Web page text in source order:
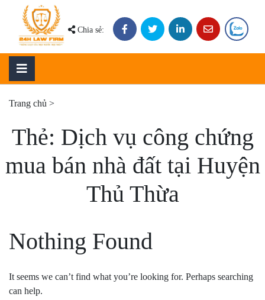
content
Chia sẻ:
Trang chủ >
Thẻ: Dịch vụ công chứng
mua bán nhà đất tại Huyện
Thủ Thừa
Nothing Found
It seems we can’t find what you’re looking for. Perhaps searching
can help.